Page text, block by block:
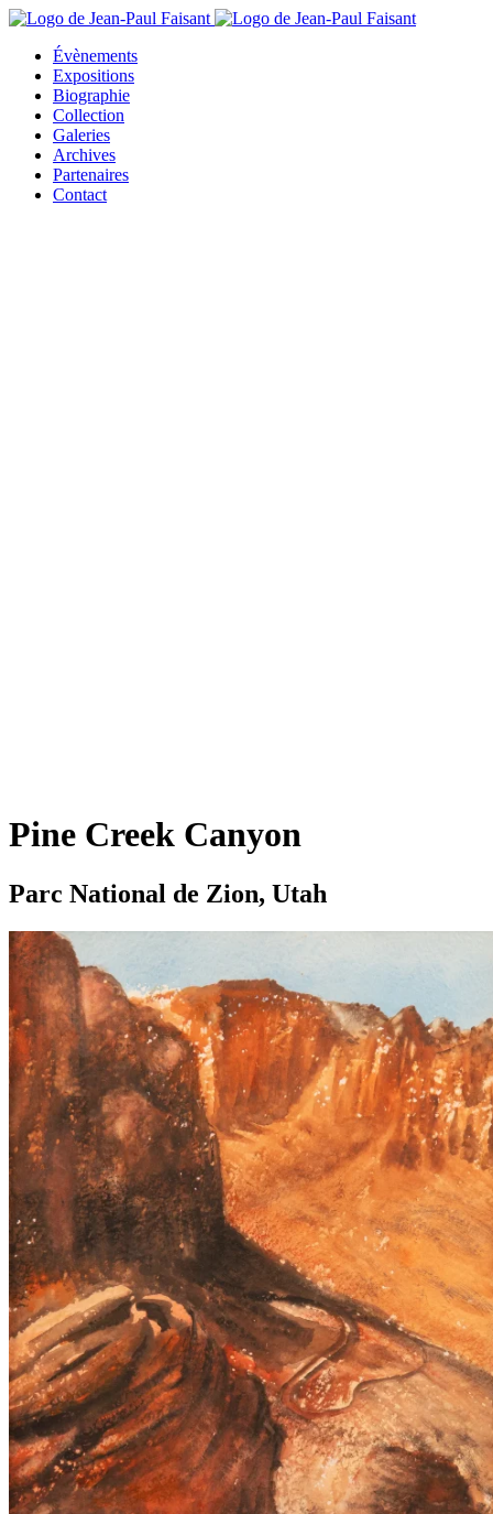
Évènements
Expositions
Biographie
Collection
Galeries
Archives
Partenaires
Contact
Pine Creek Canyon
Parc National de Zion, Utah